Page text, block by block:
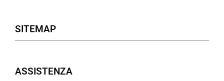
SITEMAP
Donna
ASSISTENZA